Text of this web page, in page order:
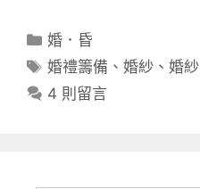
分
類
婚．昏
標
籤
婚禮籌備 、婚紗 、婚
4 則留言